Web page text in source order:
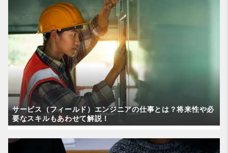
サービス（フィールド）エンジニアの仕事とは？将来性や必
要なスキルもあわせて解説！